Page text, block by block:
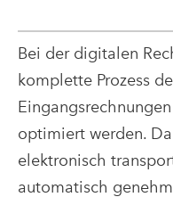
Bei der digitalen
komplette Prozess
optimiert werden.
elektronisch
automatisch